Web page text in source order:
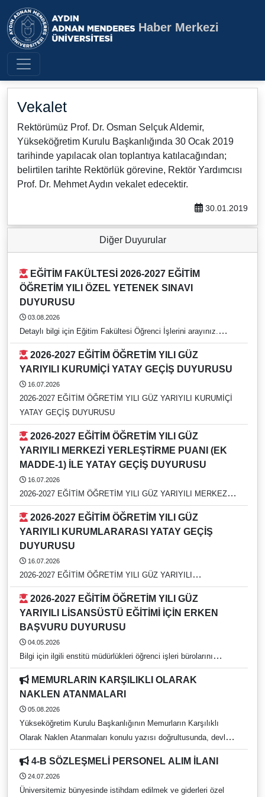
Aydın Adnan Menderes
Haber Merkezi
Vekalet
Rektörümüz Prof. Dr. Osman Selçuk Aldemir,
Yükseköğretim Kurulu Başkanlığında 30 Ocak 2019
tarihinde yapılacak olan toplantıya katılacağından;
belirtilen tarihte Rektörlük görevine, Rektör Yardımcısı
Prof. Dr. Mehmet Aydın vekalet edecektir.
30.01.2019
Diğer Duyurular
ÖĞRETİM YILI ÖZEL YETENEK SINAVI
DUYURUSU
03.08.2026
Detaylı bilgi için Eğitim Fakültesi Öğrenci İşlerini arayınız.
https://rehber.adu.edu.tr/#
YARIYILI KURUMİÇİ YATAY GEÇİŞ DUYURUSU
16.07.2026
2026-2027 EĞİTİM ÖĞRETİM YILI GÜZ YARIYILI KURUMİÇİ
YATAY GEÇİŞ DUYURUSU
YARIYILI MERKEZİ YERLEŞTİRME PUANI (EK
MADDE-1) İLE YATAY GEÇİŞ DUYURUSU
16.07.2026
2026-2027 EĞİTİM ÖĞRETİM YILI GÜZ YARIYILI MERKEZİ
YERLEŞTİRME PUANI (EK MADDE-1) İLE YATAY GEÇİŞ
DUYURUSU
YARIYILI KURUMLARARASI YATAY GEÇİŞ
DUYURUSU
16.07.2026
2026-2027 EĞİTİM ÖĞRETİM YILI GÜZ YARIYILI
KURUMLARARASI YATAY GEÇİŞ DUYURUSU
YARIYILI LİSANSÜSTÜ EĞİTİMİ İÇİN ERKEN
BAŞVURU DUYURUSU
04.05.2026
Bilgi için ilgili enstitü müdürlükleri öğrenci işleri bürolarını
arayınız. https://rehber.adu.edu.tr/
NAKLEN ATANMALARI
05.08.2026
Yükseköğretim Kurulu Başkanlığının Memurların Karşılıklı
Olarak Naklen Atanmaları konulu yazısı doğrultusunda, devlet
yükseköğretim kurumlarında görev yapan ve 657 sayılı Devlet
Memurları Kanunu kapsamında bulunan idari personelin
karşılıklı naklen atanma tercih işlemleri, 05 Ağustos 2026 – 21
Ağustos 2026 tarihleri arasında gerçekleştirilecektir. Başvurular
4-B SÖZLEŞMELİ PERSONEL ALIM İLANI
24.07.2026
Üniversitemiz bünyesinde istihdam edilmek ve giderleri özel